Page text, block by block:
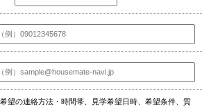
希望の連絡方法・時間帯、見学希望日時、希望条件、質